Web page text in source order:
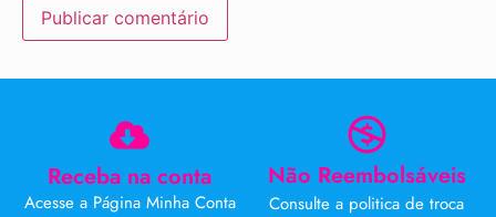
Receba na conta
Acesse a Página Minha Conta
Não Reembolsáveis
Consulte a politica de troca